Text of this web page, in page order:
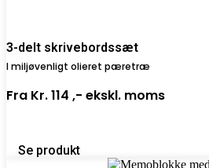
3-delt skrivebordssæt
I miljøvenligt olieret pæretræ
Fra Kr. 114 ,- ekskl. moms
Se produkt